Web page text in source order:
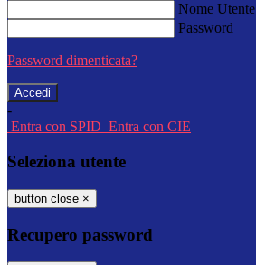
Nome Utente
Password
Password dimenticata?
-
Entra con SPID Entra con CIE
Seleziona utente
button close ×
Recupero password